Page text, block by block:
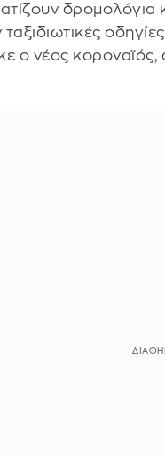
δρομολόγια
ο νέος κοροναϊός,